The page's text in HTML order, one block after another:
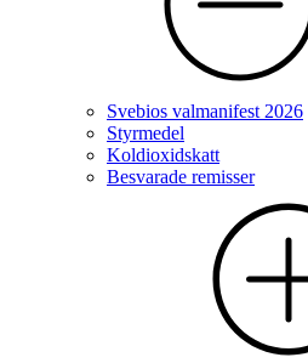
Svebios valmanifest 2026
Styrmedel
Koldioxidskatt
Besvarade remisser